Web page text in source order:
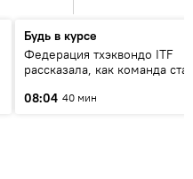
Будь в курсе
Федерация тхэквондо ITF
рассказала, как команда
08:04 40 мин